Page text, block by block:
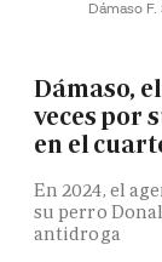
Dámaso
Dámaso,
veces por
en el
En 2024, el
su perro
antidroga